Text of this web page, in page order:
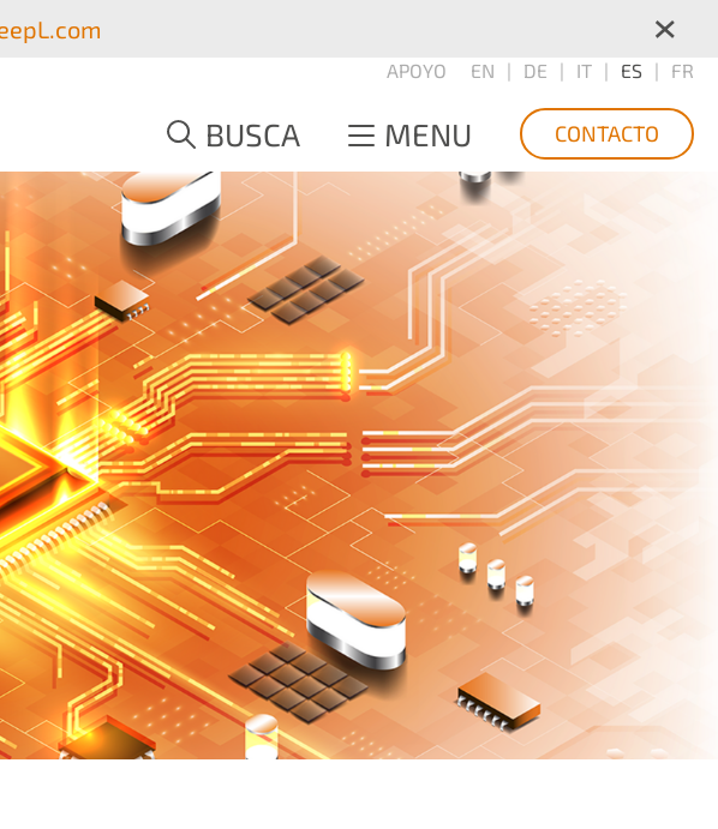
×
APOYO EN DE IT ES FR
BUSCA MENU CONTACTO